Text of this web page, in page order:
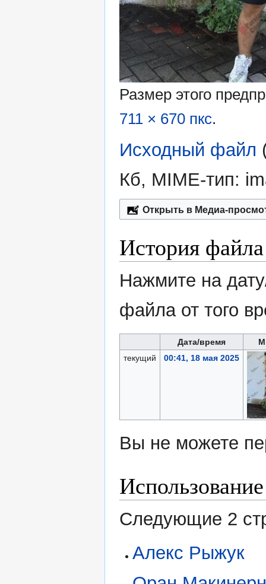
Размер этого
711 × 670 пкс.
Исходный файл
Кб, MIME-тип:
Открыть в Медиа-
История файла
Нажмите на
файла от того
Дата/время
текущий
00:41, 18 мая 2025
Вы не можете
Следующие 2
Алекс Рыжук